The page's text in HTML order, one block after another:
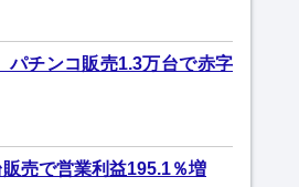
チンコ販売1.3万台で赤字
売で営業利益195.1％増